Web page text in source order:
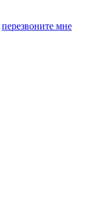
перезвоните мне